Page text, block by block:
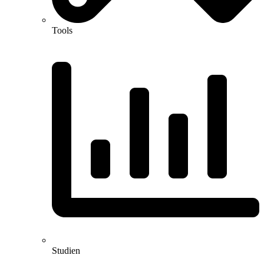
Tools
Studien